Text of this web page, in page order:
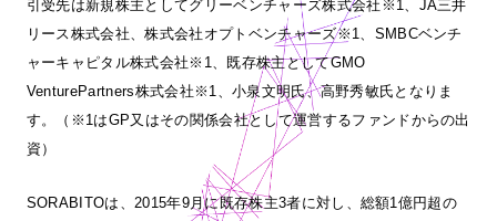
引受先は新規株主としてグリーベンチャーズ株式会社※1、JA三井
リース株式会社、株式会社オプトベンチャーズ※1、SMBCベンチ
ャーキャピタル株式会社※1、既存株主としてGMO
VenturePartners株式会社※1、小泉文明氏、高野秀敏氏となりま
す。（※1はGP又はその関係会社として運営するファンドからの出
資）
SORABITOは、2015年9月に既存株主3者に対し、総額1億円超の